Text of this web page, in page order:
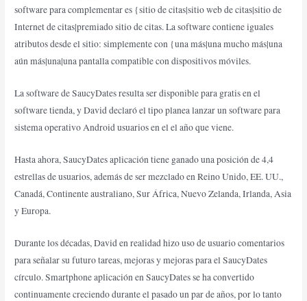
software para complementar es {sitio de citas|sitio web de citas|sitio de
Internet de citas|premiado sitio de citas. La software contiene iguales
atributos desde el sitio: simplemente con {una más|una mucho más|una
aún más|una|una pantalla compatible con dispositivos móviles.
La software de SaucyDates resulta ser disponible para gratis en el
software tienda, y David declaró el tipo planea lanzar un software para
sistema operativo Android usuarios en el el año que viene.
Hasta ahora, SaucyDates aplicación tiene ganado una posición de 4,4
estrellas de usuarios, además de ser mezclado en Reino Unido, EE. UU.,
Canadá, Continente australiano, Sur África, Nuevo Zelanda, Irlanda, Asia
y Europa.
Durante los décadas, David en realidad hizo uso de usuario comentarios
para señalar su futuro tareas, mejoras y mejoras para el SaucyDates
círculo. Smartphone aplicación en SaucyDates se ha convertido
continuamente creciendo durante el pasado un par de años, por lo tanto